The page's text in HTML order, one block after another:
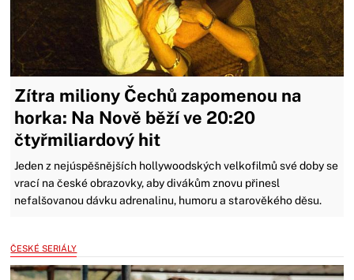
Zítra miliony Čechů zapomenou na
horka: Na Nově běží ve 20:20
čtyřmiliardový hit
Jeden z nejúspěšnějších hollywoodských velkofilmů své doby se
vrací na české obrazovky, aby divákům znovu přinesl
nefalšovanou dávku adrenalinu, humoru a starověkého děsu.
ČESKÉ SERIÁLY